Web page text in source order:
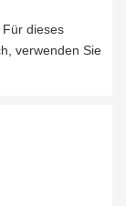
dieses
verwenden Sie